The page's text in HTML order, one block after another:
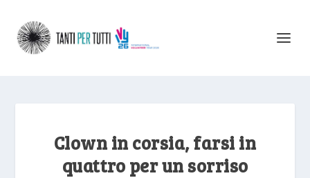
Clown in corsia, farsi in
quattro per un sorriso